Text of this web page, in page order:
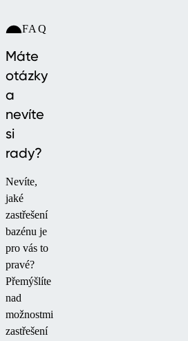
FAQ
Máte
otázky
a
nevíte
si
rady?
Nevíte,
jaké
zastřešení
bazénu je
pro vás to
pravé?
Přemýšlíte
nad
možnostmi
zastřešení